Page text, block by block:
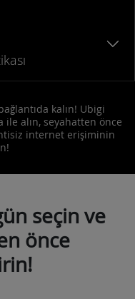
kalın! Ubigi
ile alın, seyahatten önce
internet erişiminin
seçin ve
önce